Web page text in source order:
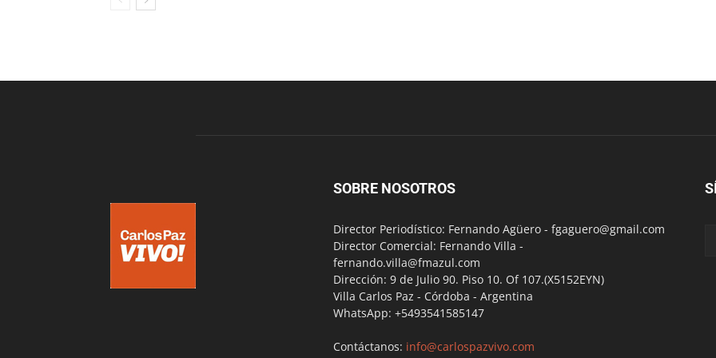
SOBRE NOSOTROS
Director Periodístico: Fernando Agüero - fgaguero@gmail.com
Director Comercial: Fernando Villa -
fernando.villa@fmazul.com
Dirección: 9 de Julio 90. Piso 10. Of 107.(X5152EYN)
Villa Carlos Paz - Córdoba - Argentina
WhatsApp: +5493541585147
Contáctanos: info@carlospazvivo.com